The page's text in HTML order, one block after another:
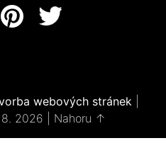
webových stránek
2026
Nahoru ↑